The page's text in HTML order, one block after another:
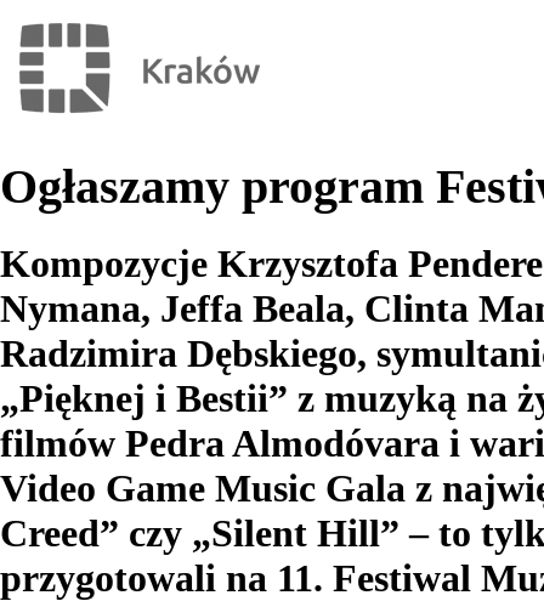
Ogłaszamy program
Kompozycje Krzysztofa
Nymana, Jeffa Beala, Clinta
Radzimira Dębskiego,
„Pięknej i Bestii” z muzyką na
filmów Pedra Almodóvara i
Video Game Music Gala z
Creed” czy „Silent Hill” – to
przygotowali na 11. Festiwal